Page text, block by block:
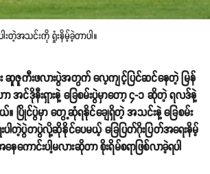
တဲ့အသင်းကို ရှုံးနိမ့်ခဲ့တာပါ။
ဆူဇူကီးဖလားပွဲအတွက် လေ့ကျင့်ပြင်ဆင်နေတဲ့ မြန်
အင်ဒိုနီးရှားနဲ့ ခြေစမ်းပွဲမှာတော့ ၄-၁ ဆိုတဲ့ ရလဒ်နဲ့
ယ်။ ပြိုင်ပွဲမှာ တွေ့ဆုံရနိုင်ချေရှိတဲ့ အသင်းနဲ့ ခြေစမ်း
ပါတဲ့ပွဲတပွဲလို့ဆိုနိုင်ပေမယ့် ခြေပြတ်ဂိုးပြတ်အရေးနိမ့်
ကောင်းပါ့မလားဆိုတာ စိုးရိမ်စရာဖြစ်လာခဲ့ရပါ